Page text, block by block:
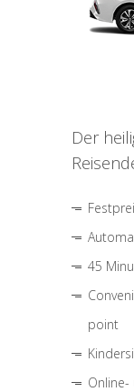
Der
45
point
Online-